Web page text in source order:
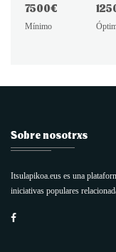
7500€
Mínimo
Sobre nosotrxs
Itsulapikoa.eus es una
iniciativas populares